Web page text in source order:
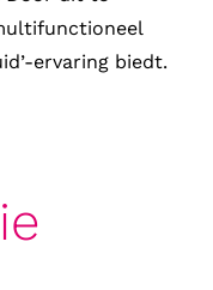
ervaring biedt.